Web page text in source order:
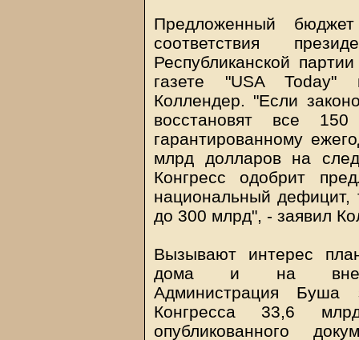
Предложенный
соответствия
Республиканской
газете "USA Today"
Коллендер. "Если
восстановят все
гарантированному
млрд долларов на
Конгресс одобрит
национальный дефицит,
до 300 млрд", - заявил
Вызывают интерес
дома и на
Администрация
Конгресса 33,6
опубликованного